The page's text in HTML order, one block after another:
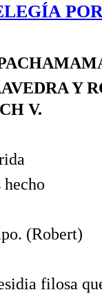
Y
V.
hecho
(Robert)
filosa